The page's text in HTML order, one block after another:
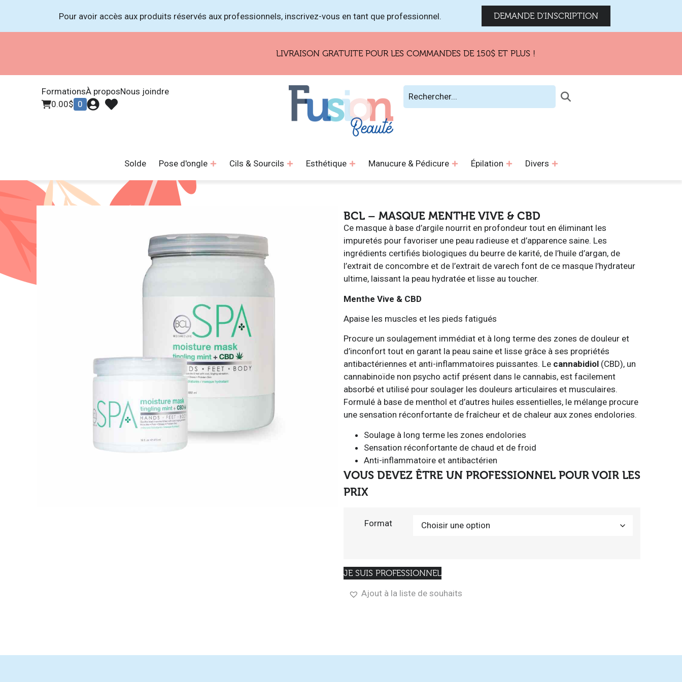
Pour avoir accès aux produits réservés aux professionnels, inscrivez-vous en tant que professionnel. DEMANDE D'INSCRIPTION
LIVRAISON GRATUITE POUR LES COMMANDES DE 150$ ET PLUS !
FormationsÀ proposNous joindre
0.00$ 0
Solde Pose d'ongle Cils & Sourcils Esthétique Manucure & Pédicure Épilation Divers
BCL – MASQUE MENTHE VIVE & CBD
Ce masque à base d’argile nourrit en profondeur tout en éliminant les
impuretés pour favoriser une peau radieuse et d’apparence saine. Les
ingrédients certifiés biologiques du beurre de karité, de l’huile d’argan, de
l’extrait de concombre et de l’extrait de varech font de ce masque l’hydrateur
ultime, laissant la peau hydratée et lisse au toucher.
Menthe Vive & CBD
Apaise les muscles et les pieds fatigués
Procure un soulagement immédiat et à long terme des zones de douleur et
d’inconfort tout en garant la peau saine et lisse grâce à ses propriétés
antibactériennes et anti-inflammatoires puissantes. Le cannabidiol(CBD), un
cannabinoïde non psycho actif présent dans le cannabis, est facilement
absorbé et utilisé pour soulager les douleurs articulaires et musculaires.
Formulé à base de menthol et d’autres huiles essentielles, le mélange procure
une sensation réconfortante de fraîcheur et de chaleur aux zones endolories.
Soulage à long terme les zones endolories
Sensation réconfortante de chaud et de froid
Anti-inflammatoire et antibactérien
VOUS DEVEZ ÊTRE UN PROFESSIONNEL POUR VOIR LES
PRIX
Format
JE SUIS PROFESSIONNEL
Ajout à la liste de souhaits